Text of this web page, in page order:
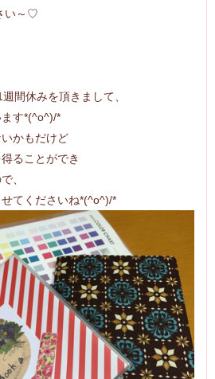
い～♡
間休みを頂きまして、
す*(^o^)/*
かもだけど
ることができ
、
てくださいね*(^o^)/*